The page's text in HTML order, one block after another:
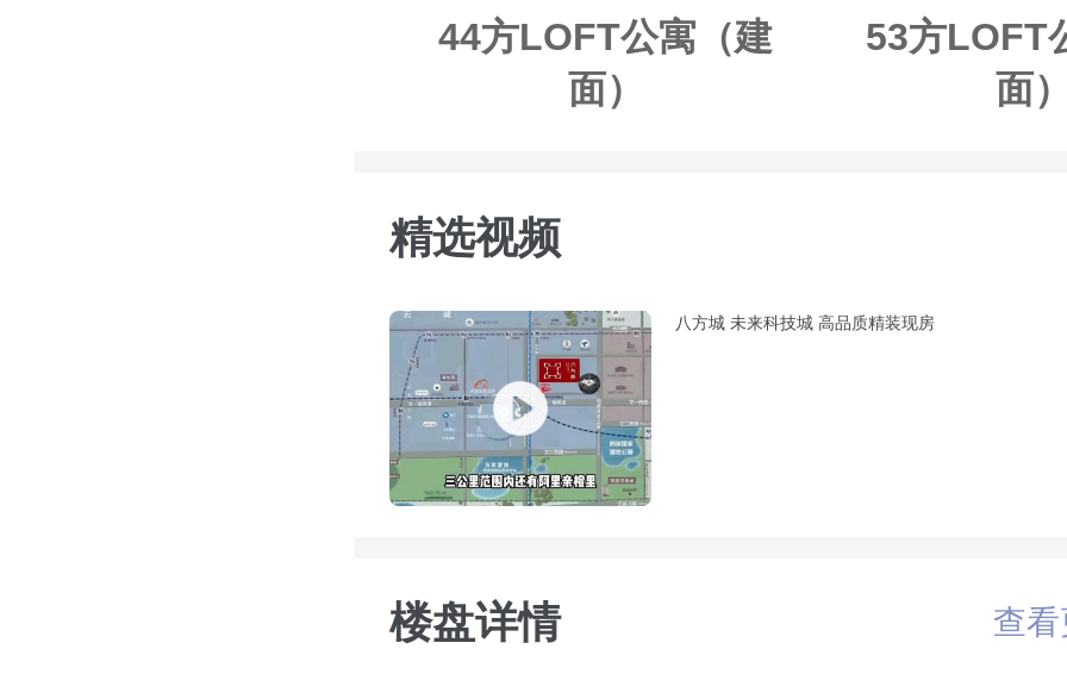
44方LOFT公寓（建
面）
53方LOFT
面
精选视频
八方城 未来科技城 高品质精装现房
楼盘详情 查